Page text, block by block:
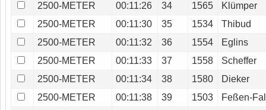
2500-METER
00:11:26 34 1565
Klümper
2500-METER
00:11:30 35 1534
Thibud
2500-METER
00:11:32 36 1554
Eglins
2500-METER
00:11:33 37 1558
Scheffer
2500-METER
00:11:34 38 1580
Dieker
2500-METER
00:11:38 39 1503
Feßen-